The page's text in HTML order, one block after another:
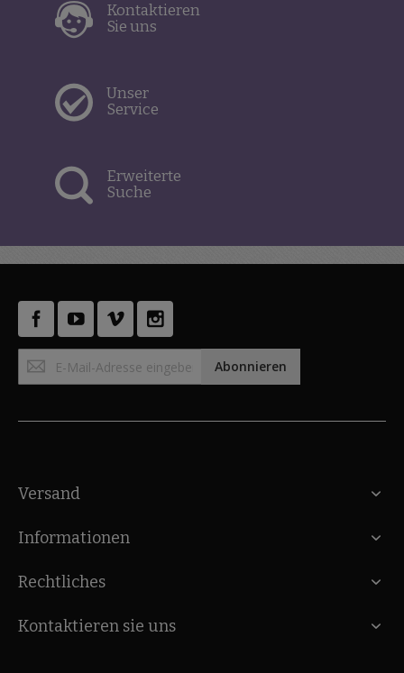
Kontaktieren
Sie uns
Unser
Service
Erweiterte
Suche
Anmeldung
zum
Abonnieren
Versand
Informationen
Rechtliches
Kontaktieren sie uns